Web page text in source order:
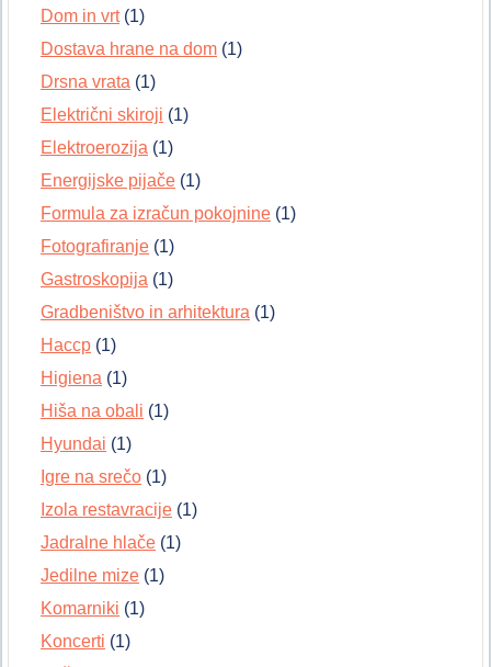
Dom in vrt(1)
Dostava hrane na dom (1)
Drsna vrata (1)
Električni skiroji (1)
Elektroerozija (1)
Energijske pijače (1)
Formula za izračun pokojnine (1)
Fotografiranje (1)
Gastroskopija (1)
Gradbeništvo in arhitektura (1)
Haccp (1)
Higiena (1)
Hiša na obali (1)
Hyundai (1)
Igre na srečo (1)
Izola restavracije (1)
Jadralne hlače (1)
Jedilne mize (1)
Komarniki (1)
Koncerti (1)